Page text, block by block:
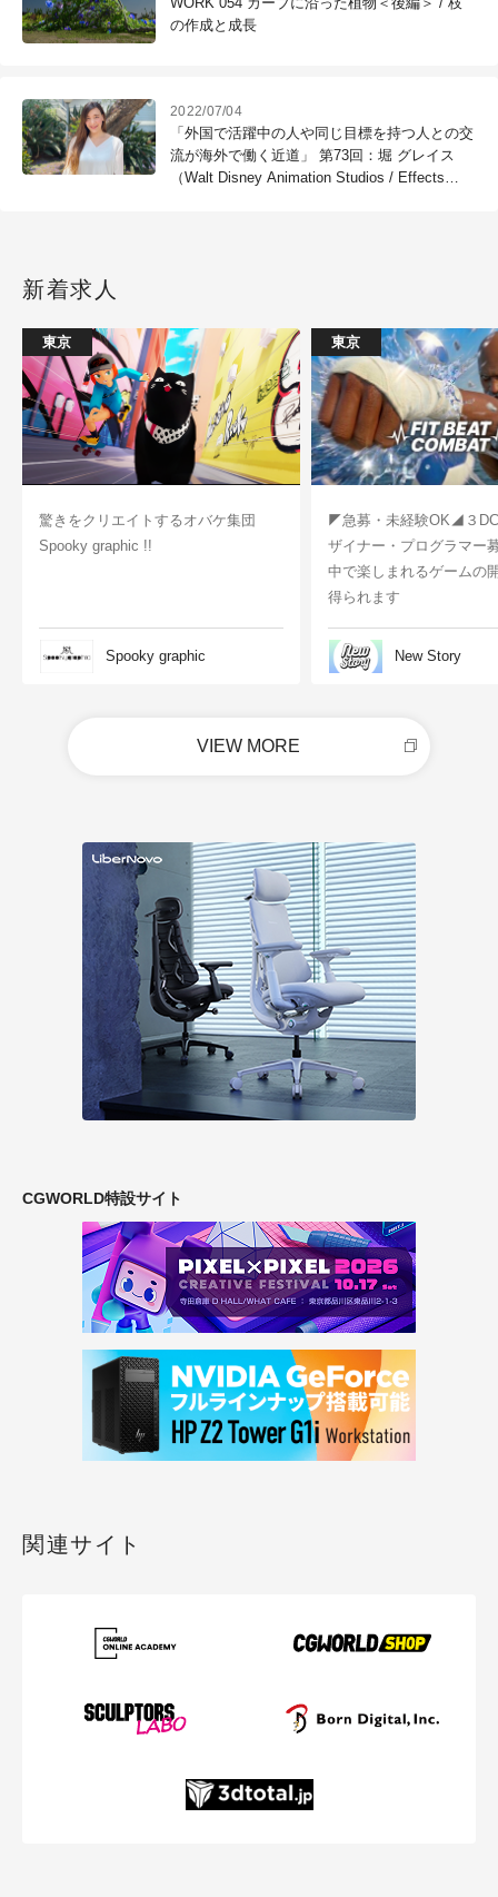
の作成と成長
2022/07/04
「外国で活躍中の人や同じ目標を持つ人との交
流が海外で働く近道」 第73回：堀 グレイス
（Walt Disney Animation Studios / Effects
新着求人
東京
驚きをクリエイトするオバケ集団
Spooky graphic !!
Spooky graphic
東京
◤急募・未経験OK◢３
ザイナー・プログラマー
中で楽しまれるゲームの
得られます
New Story
VIEW MORE
CGWORLD特設サイト
関連サイト